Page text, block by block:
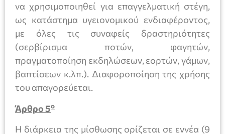
να χρησιμοποιηθεί για επαγγελματική στέγη,
ως κατάστημα υγειονομικού ενδιαφέροντος,
με όλες τις συναφείς δραστηριότητες
(σερβίρισμα ποτών, φαγητών,
πραγματοποίηση εκδηλώσεων, εορτών, γάμων,
βαπτίσεων κ.λπ.). Διαφοροποίηση της χρήσης
του απαγορεύεται.
Άρθρο 5ο
Η διάρκεια της μίσθωσης ορίζεται σε εννέα (9